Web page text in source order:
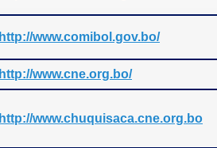
http://www.comibol.gov.bo/
http://www.cne.org.bo/
http://www.chuquisaca.cne.org.bo